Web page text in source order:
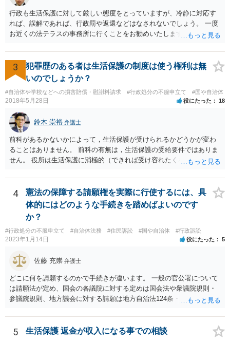
（信号無視）した」というあなたと同じ考えの人が運転をしている公
道は、きちんと交通ルールを守っている人や歩行者らにとってとても
危険なものであり怖いので、そのような人には是非とも運転免許を返
納してほしいと思うのが社会の大勢です。 実際「交通違反を繰り返せ
しろ今回を苦い薬（良い教訓）として反省し、次回から「前の車は赤
で右折進行したけど、自分は右折進行を思いとどまった」と交通ルー
行政も生活保護に対して厳しい態度をとっていますが、冷静に対応す
れば、誤解であれば、行政罰や返還などはなされないでしょう。 一度
お近くの法テラスの事務所に行くことをお勧めいたします。
3
犯罪歴のある者は生活保護の制度は使う権利は無
いのでしょうか？
#自治体や学校などへの損害賠償・慰謝料請求 #行政処分の不服申立て #国や自治体
2018年5月28日 役にたった 18
鈴木 崇裕 弁護士
前科があるかないかによって，生活保護が受けられるかどうかが変わ
ることはありません。 前科の有無は，生活保護の受給要件ではありま
せん。 役所は生活保護に消極的（できれば受け容れたくない）な姿勢
と説明しましょう。
4
憲法の保障する請願権を実際に行使するには、具
体的にはどのような手続きを踏めばよいのです
か？
#行政処分の不服申立て #自治体法務 #住民訴訟 #国や自治体 #行政訴訟
2023年1月14日 役にたった 5
佐藤 充崇 弁護士
どこに何を請願するのかで手続きが違います。 一般の官公署について
は請願法が定め、国会の各議院に対する定めは国会法や衆議院規則・
参議院規則、地方議会に対する請願は地方自治法124条・125条が定め
スムースかと思います。
5 生活保護 返金が収入になる事での相談